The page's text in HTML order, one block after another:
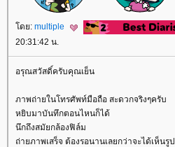
ดย: multiple
20:31:42 น.
อรุณสวัสดิ์ครับคุณเย็น
ภาพถ่ายในโทรศัพท์มือถือ สะดวกจริงๆครับ
หยิบมาบันทึกตอนไหนก็ได้
นึกถึงสมัยกล้องฟิล์ม
ถ่ายภาพเสร็จ ต้องรอนานเลยกว่าจะได้เห็นรูป